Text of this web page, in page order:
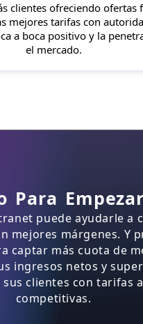
clientes ofreciendo ofertas
mejores tarifas con
a boca positivo y la
el mercado.
Para
puede ayudarle a
mejores márgenes. Y
captar más cuota de
ingresos netos y
sus clientes con tarifas
competitivas.